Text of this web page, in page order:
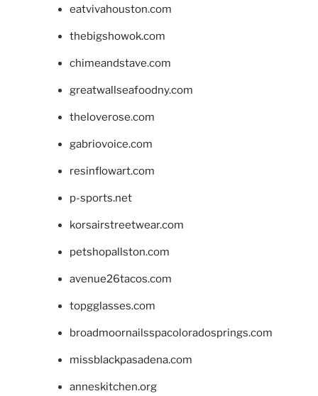
eatvivahouston.com
thebigshowok.com
chimeandstave.com
greatwallseafoodny.com
theloverose.com
gabriovoice.com
resinflowart.com
p-sports.net
korsairstreetwear.com
petshopallston.com
avenue26tacos.com
topgglasses.com
broadmoornailsspacoloradosprings.com
missblackpasadena.com
anneskitchen.org